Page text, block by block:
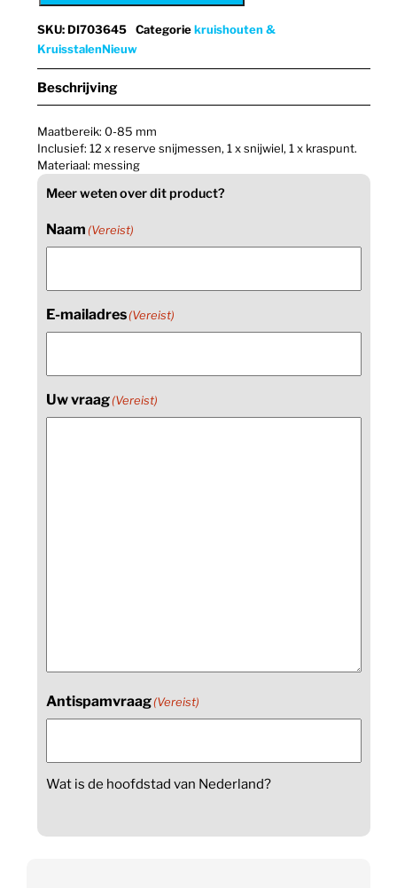
SKU:DI703645 Categoriekruishouten &
KruisstalenNieuw
Beschrijving
Maatbereik: 0-85 mm
Inclusief: 12 x reserve snijmessen, 1 x snijwiel, 1 x kraspunt.
Materiaal: messing
Meer weten over dit product?
Naam (Vereist)
E-mailadres(Vereist)
Uw vraag(Vereist)
Antispamvraag(Vereist)
Wat is de hoofdstad van Nederland?